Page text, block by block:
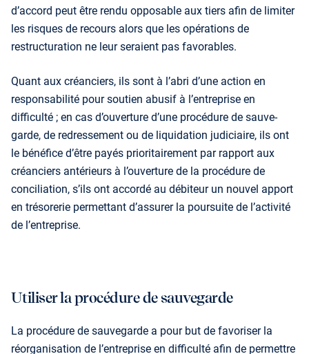
d’accord peut être rendu opposable aux tiers afin de limiter
les risques de recours alors que les opérations de
restructuration ne leur seraient pas favorables.
Quant aux créanciers, ils sont à l’abri d’une action en
responsabilité pour soutien abusif à l’entreprise en
difficulté ; en cas d’ouverture d’une procédure de sauve­
garde, de redressement ou de liquidation judiciaire, ils ont
le bénéfice d’être payés prioritairement par rapport aux
créanciers antérieurs à l’ouverture de la procédure de
conciliation, s’ils ont accordé au débiteur un nouvel apport
en trésorerie permettant d’assurer la poursuite de l’activité
de l’entreprise.
Utiliser la procédure de sauvegarde
La procédure de sauvegarde a pour but de favoriser la
réorganisation de l’entreprise en difficulté afin de permettre